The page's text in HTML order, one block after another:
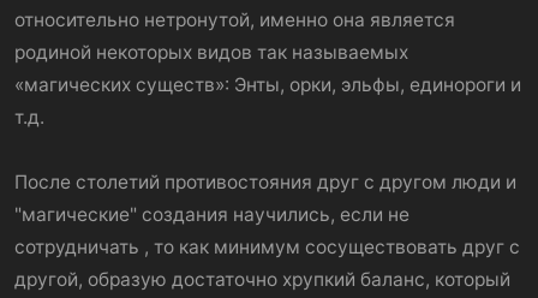
относительно нетронутой, именно она является
родиной некоторых видов так называемых
«магических существ»: Энты, орки, эльфы, единороги и
т.д.
После столетий противостояния друг с другом люди и
"магические" создания научились, если не
сотрудничать , то как минимум сосуществовать друг с
другой, образую достаточно хрупкий баланс, который